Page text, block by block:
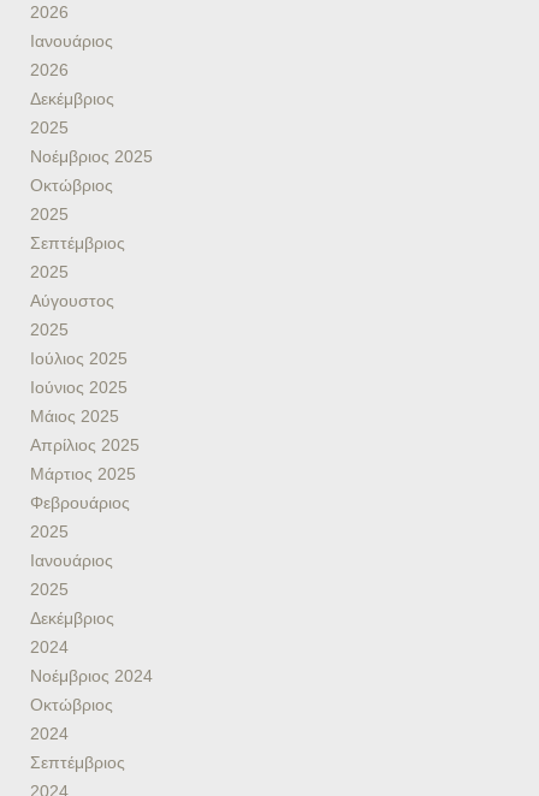
2026
Ιανουάριος
2026
Δεκέμβριος
2025
Νοέμβριος 2025
Οκτώβριος
2025
Σεπτέμβριος
2025
Αύγουστος
2025
Ιούλιος 2025
Ιούνιος 2025
Μάιος 2025
Απρίλιος 2025
Μάρτιος 2025
Φεβρουάριος
2025
Ιανουάριος
2025
Δεκέμβριος
2024
Νοέμβριος 2024
Οκτώβριος
2024
Σεπτέμβριος
2024